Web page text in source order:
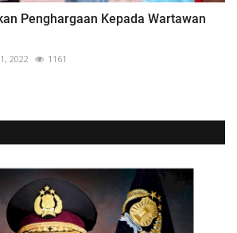
Penghargaan Kepada Wartawan
2022 1161